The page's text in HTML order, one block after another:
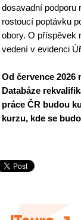
dosavadní podporu
rostoucí poptávku
obory. O příspěvek
vedení v evidenci
Od července 2026
Databáze
práce ČR budou
kurzu, kde se